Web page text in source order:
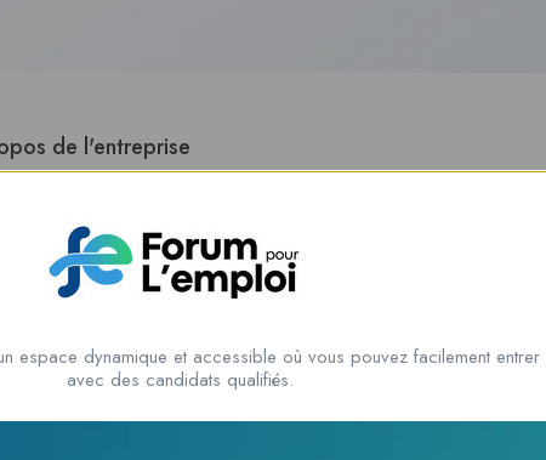
de l'entreprise
manuscripts by checking grammar, formatting, and overall
preparation. Our goal is to make the publishing process easier
espace dynamique et accessible où vous pouvez facilement entrer
avec des candidats qualifiés.